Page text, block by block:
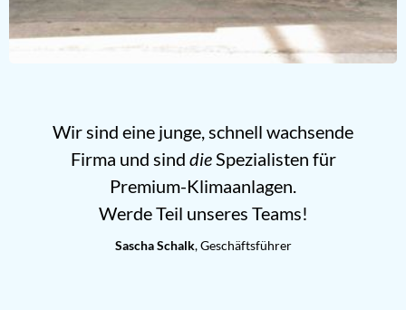
Wir sind eine junge, schnell wachsende
Firma und sind die Spezialisten für
Premium-Klimaanlagen.
Werde Teil unseres Teams!
Sascha Schalk, Geschäftsführer